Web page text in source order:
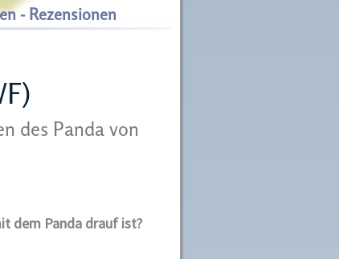
- Rezensionen
des Panda von
dem Panda drauf ist?